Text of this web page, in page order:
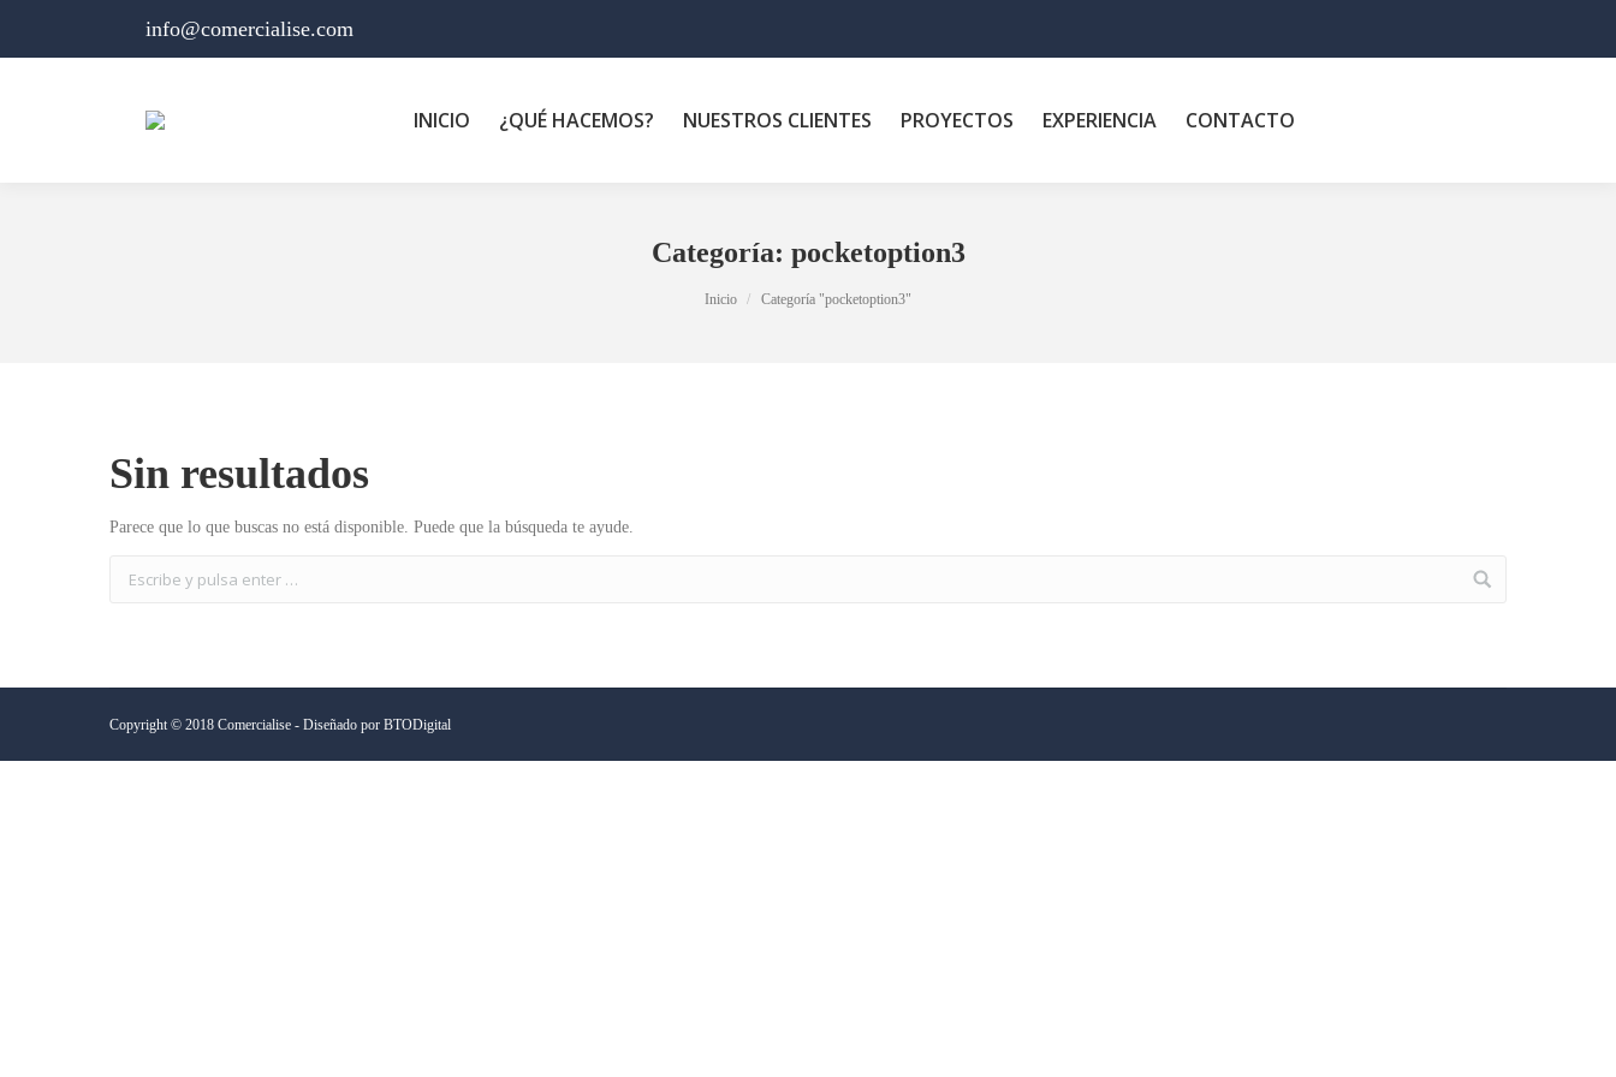
info@comercialise.com
INICIO ¿QUÉ HACEMOS? NUESTROS CLIENTES PROYECTOS EXPERIENCIA CONTACTO
Categoría: pocketoption3
Inicio Categoría "pocketoption3"
Sin resultados
Parece que lo que buscas no está disponible. Puede que la búsqueda te ayude.
Copyright © 2018 Comercialise - Diseñado por BTODigital